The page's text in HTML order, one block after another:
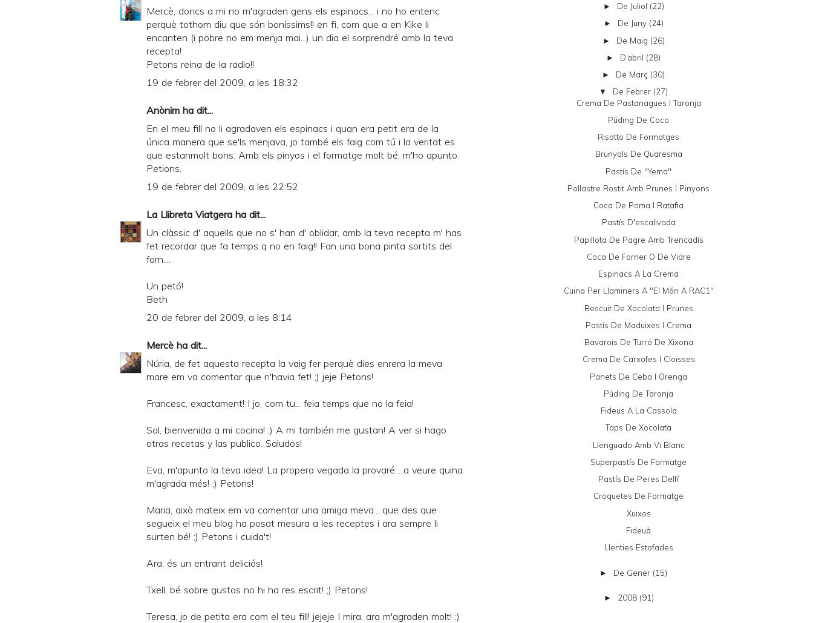
Mercè, doncs a mi no m'agraden gens els espinacs... i no ho entenc
perquè tothom diu que són boníssims!! en fi, com que a en Kike li
encanten (i pobre no em menja mai...) un dia el sorprendré amb la teva
recepta!
Petons reina de la radio!!
19 de febrer del 2009, a les 18:32
Anònim ha dit...
En el meu fill no li agradaven els espinacs i quan era petit era de la
única manera que se'ls menjava, jo també els faig com tú i la veritat es
que estanmolt bons. Amb els pinyos i el formatge molt bé, m'ho apunto.
Petions.
19 de febrer del 2009, a les 22:52
La Llibreta Viatgera ha dit...
Un clàssic d' aquells que no s' han d' oblidar, amb la teva recepta m' has
fet recordar que fa temps q no en faig!! Fan una bona pinta sortits del
forn....
Un petó!
Beth
20 de febrer del 2009, a les 8:14
Mercè ha dit...
Núria, de fet aquesta recepta la vaig fer perquè dies enrera la meva
mare em va comentar que n'havia fet! ;) jeje Petons!
Francesc, exactament! I jo, com tu... feia temps que no la feia!
Sol, bienvenida a mi cocina! :) A mi también me gustan! A ver si hago
otras recetas y las publico. Saludos!
Eva, m'apunto la teva idea! La propera vegada la provaré... a veure quina
m'agrada més! ;) Petons!
Maria, això mateix em va comentar una amiga meva... que des que
segueix el meu blog ha posat mesura a les receptes i ara sempre li
surten bé! ;) Petons i cuida't!
Ara, és un entrant deliciós!
Txell, bé sobre gustos no hi ha res escrit! ;) Petons!
Teresa, jo de petita era com el teu fill! jejeje I mira, ara m'agraden molt! :)
► De Juliol (22)
► De Juny (24)
► De Maig (26)
► D’abril (28)
► De Març (30)
▼ De Febrer (27)
Crema De Pastanagues I Taronja
Púding De Coco
Risotto De Formatges
Brunyols De Quaresma
Pastís De "yema"
Pollastre Rostit Amb Prunes I Pinyons
Coca De Poma I Ratafia
Pastís D'escalivada
Papillota De Pagre Amb Trencadís
Coca De Forner O De Vidre
Espinacs A La Crema
Cuina Per Llaminers A "El Món A RAC1"
Bescuit De Xocolata I Prunes
Pastís De Maduixes I Crema
Bavarois De Turró De Xixona
Crema De Carxofes I Cloïsses
Panets De Ceba I Orenga
Púding De Taronja
Fideus A La Cassola
Taps De Xocolata
Llenguado Amb Vi Blanc
Superpastís De Formatge
Pastís De Peres Delfí
Croquetes De Formatge
Xuixos
Fideuà
Llenties Estofades
► De Gener (15)
► 2008 (91)